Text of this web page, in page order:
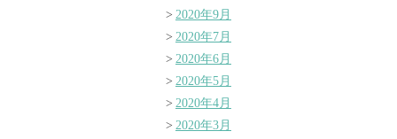
2020年9月
2020年7月
2020年6月
2020年5月
2020年4月
2020年3月